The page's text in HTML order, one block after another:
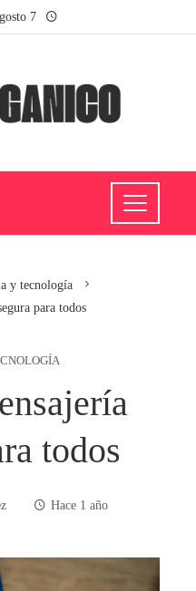
7
y tecnología
para todos
todos
Hace 1 año